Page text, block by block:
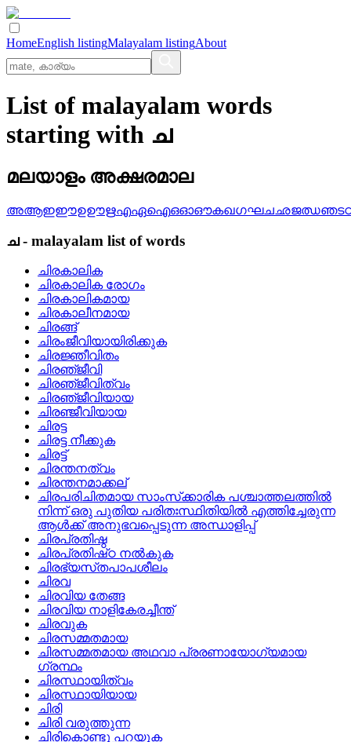
HomeEnglish listingMalayalam listingAbout
List of malayalam words
starting with ച
മലയാളം അക്ഷരമാല
അആഇഈഉഊഋഎഏഐഒഓഔകഖഗഘചഛജഝഞട
ച- malayalam list of words
ചിരകാലിക
ചിരകാലിക രോഗം
ചിരകാലികമായ
ചിരകാലീനമായ
ചിരങ്ങ്
ചിരംജീവിയായിരിക്കുക
ചിരജ്ഞീവിതം
ചിരഞ്‌ജീവി
ചിരഞ്‌ജീവിത്വം
ചിരഞ്‌ജീവിയായ
ചിരഞ്ജീവിയായ
ചിരട്ട
ചിരട്ട നീക്കുക
ചിരട്ട്
ചിരന്തനത്വം
ചിരന്തനമാക്കല്
ചിരപരിചിതമായ സാംസ്‌ക്കാരിക പശ്ചാത്തലത്തില്‍
നിന്ന്‌ ഒരു പുതിയ പരിതഃസ്ഥിതിയില്‍ എത്തിച്ചേരുന്ന
ആള്‍ക്ക്‌ അനുഭവപ്പെടുന്ന അന്ധാളിപ്പ്
ചിരപ്രതിഷ്ഠ
ചിരപ്രതിഷ്‌ഠ നല്‍കുക
ചിരഭ്യസ്‌തപാപശീലം
ചിരവ
ചിരവിയ തേങ്ങ
ചിരവിയ നാളികേരച്ചീന്ത്
ചിരവുക
ചിരസമ്മതമായ
ചിരസമ്മതമായ അഥവാ പ്രരണായോഗ്യമായ
ഗ്രന്ഥം
ചിരസ്ഥായിത്വം
ചിരസ്ഥായിയായ
ചിരി
ചിരി വരുത്തുന്ന
ചിരികൊണ്ടു പറയുക